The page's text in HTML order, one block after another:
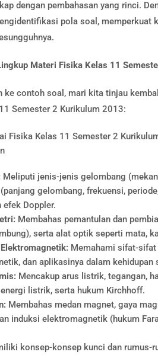
dengan pembahasan yang rinci.
pola soal, memperkuat
Materi Fisika Kelas 11
ke contoh soal, mari kita tinjau
Semester 2 Kurikulum 2013:
Meliputi jenis-jenis gelombang
gelombang, frekuensi,
efek Doppler.
Membahas pemantulan dan
serta alat optik seperti mata,
Memahami sifat-
dan aplikasinya dalam kehidupan
Mencakup arus listrik, tegangan,
listrik, serta hukum Kirchhoff.
Membahas medan magnet, gaya
induksi elektromagnetik (hukum
konsep-konsep kunci dan rumus-